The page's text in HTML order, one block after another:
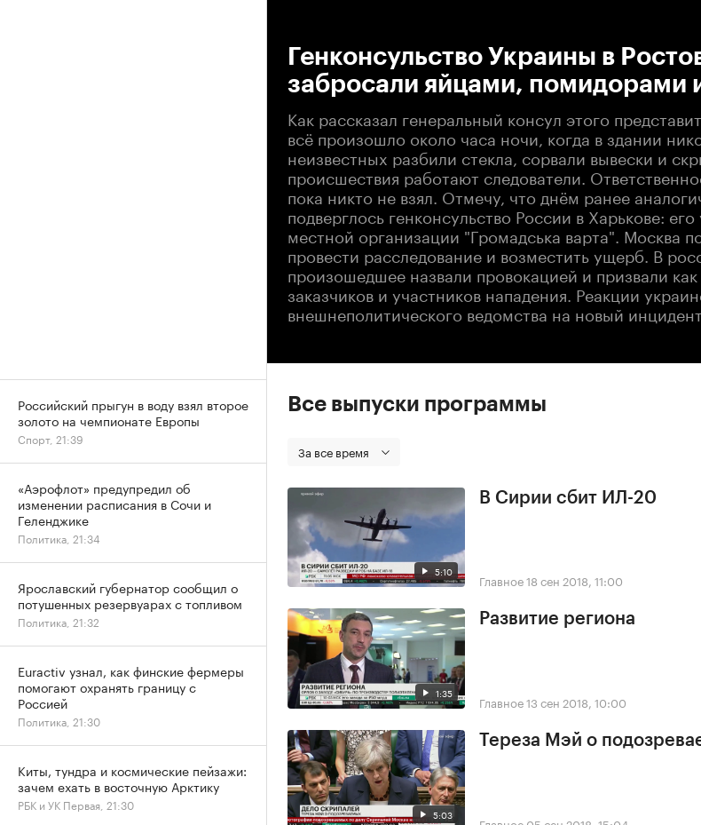
Генконсульство Украины в
забросали яйцами, помидорами
Как рассказал генеральный консул этого
всё произошло около часа ночи, когда в здании
неизвестных разбили стекла, сорвали вывески и
происшествия работают следователи.
пока никто не взял. Отмечу, что днём ранее
подверглось генконсульство России в Харькове:
местной организации "Громадська варта". Москва
провести расследование и возместить ущерб. В
произошедшее назвали провокацией и призвали
заказчиков и участников нападения. Реакции
внешнеполитического ведомства на новый
Все выпуски программы
За все время
5:10
В Сирии сбит ИЛ-20
Главное18 сен 2018, 11:00
1:35
Развитие региона
Главное13 сен 2018, 10:00
5:03
Тереза Мэй о
Российский прыгун в воду взял второе
золото на чемпионате Европы
Спорт, 21:39
«Аэрофлот» предупредил об
изменении расписания в Сочи и
Геленджике
Политика, 21:34
Ярославский губернатор сообщил о
потушенных резервуарах с топливом
Политика, 21:32
Euractiv узнал, как финские фермеры
помогают охранять границу с
Россией
Политика, 21:30
Киты, тундра и космические пейзажи:
зачем ехать в восточную Арктику
РБК и УК Первая, 21:30